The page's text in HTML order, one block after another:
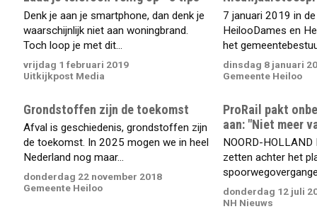
Denk je aan je smartphone, dan denk je
waarschijnlijk niet aan woningbrand.
Toch loop je met dit...
vrijdag 1 februari 2019
Uitkijkpost Media
7 januari 2019 in
HeilooDames en
het
dinsdag 8 januari
Gemeente Heiloo
Grondstoffen zijn de toekomst
Afval is geschiedenis, grondstoffen zijn
de toekomst. In 2025 mogen we in heel
Nederland nog maar...
donderdag 22 november 2018
Gemeente Heiloo
ProRail pakt
aan: "Niet meer
NOORD-
zetten achter het
donderdag 12 juli
NH Nieuws